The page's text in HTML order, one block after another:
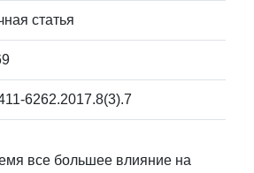
статья
6262.2017.8(3).7
все большее влияние на